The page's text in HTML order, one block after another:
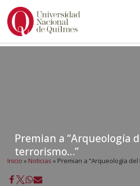
Ir
Premian a “Arqueología
terrorismo…”
Inicio » Noticias » Premian a “Arqueología